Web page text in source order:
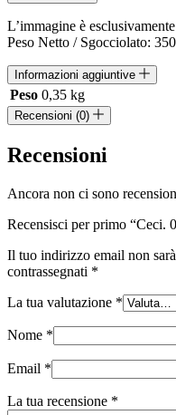
L’immagine è
Peso Netto / Sgocciolato:
Informazioni aggiuntive
Peso 0,35 kg
Recensioni (0)
Recensioni
Ancora non ci sono
Recensisci per primo “Ceci.
Il tuo indirizzo email non
contrassegnati *
La tua valutazione *
Nome *
Email *
La tua recensione *